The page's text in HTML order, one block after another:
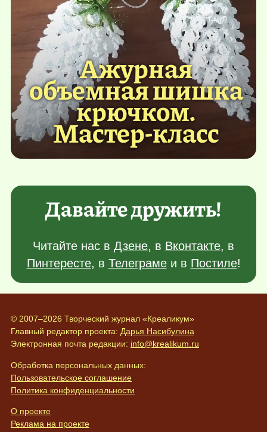
Ажурная
объемная шишка
крючком.
Мастер-класс
Давайте дружить!
Читайте нас в Дзене, в Вконтакте, в
Пинтересте, в Телеграмеи в Постиле!
© 2007–2026 Творческий журнал «Креаликум»
Главный редактор проекта: Дарья Насибулина
Электронная почта редакции: info@krealikum.ru
Обработка персональных данных:
Пользовательское соглашение
Политика конфиденциальности
О проекте
Реклама на проекте